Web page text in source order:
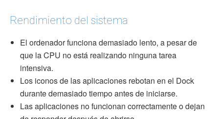
Rendimiento del sistema
El ordenador funciona demasiado lento, a pesar de
que la CPU no está realizando ninguna tarea
intensiva.
Los iconos de las aplicaciones rebotan en el Dock
durante demasiado tiempo antes de iniciarse.
Las aplicaciones no funcionan correctamente o dejan